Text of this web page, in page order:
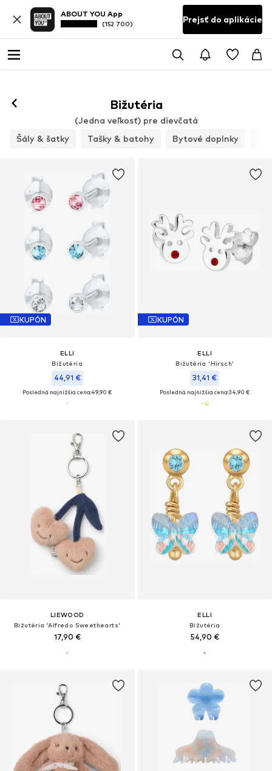
ABOUT YOU App
(152 700) Prejsť do aplikácie
Bižutéria
(Jedna veľkosť) pre dievčatá
Šály & šatky
Tašky & batohy Bytové doplnky
KUPÓN
ELLI
Bižutéria
44,91 €
Posledná najnižšia cena:49,90 €
KUPÓN
ELLI
Bižutéria 'Hirsch'
31,41 €
Posledná najnižšia cena:34,90 €
LIEWOOD
Bižutéria 'Alfredo Sweethearts'
17,90 €
ELLI
Bižutéria
54,90 €